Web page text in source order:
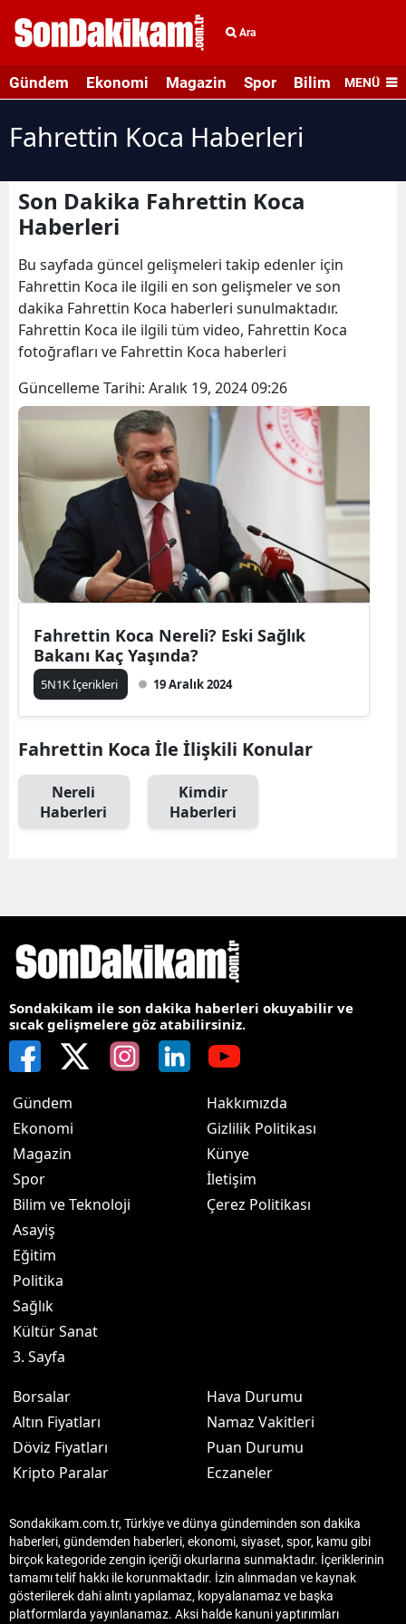
Ara
Gündem Ekonomi Magazin Spor Bilim veMENÜ
Fahrettin Koca Haberleri
Son Dakika Fahrettin Koca
Haberleri
Bu sayfada güncel gelişmeleri takip edenler için
Fahrettin Koca ile ilgili en son gelişmeler ve son
dakika Fahrettin Koca haberleri sunulmaktadır.
Fahrettin Koca ile ilgili tüm video, Fahrettin Koca
fotoğrafları ve Fahrettin Koca haberleri
Güncelleme Tarihi: Aralık 19, 2024 09:26
Fahrettin Koca Nereli? Eski Sağlık
Bakanı Kaç Yaşında?
5N1K İçerikleri 19 Aralık 2024
Fahrettin Koca İle İlişkili Konular
Nereli
Haberleri
Kimdir
Haberleri
Sondakikam ile son dakika haberleri okuyabilir ve
sıcak gelişmelere göz atabilirsiniz.
Gündem
Ekonomi
Magazin
Spor
Bilim ve Teknoloji
Asayiş
Eğitim
Politika
Sağlık
Kültür Sanat
3. Sayfa
Hakkımızda
Gizlilik Politikası
Künye
İletişim
Çerez Politikası
Borsalar
Altın Fiyatları
Döviz Fiyatları
Kripto Paralar
Hava Durumu
Namaz Vakitleri
Puan Durumu
Eczaneler
Sondakikam.com.tr, Türkiye ve dünya gündeminden son dakika
haberleri, gündemden haberleri, ekonomi, siyaset, spor, kamu gibi
birçok kategoride zengin içeriği okurlarına sunmaktadır. İçeriklerinin
tamamı telif hakkı ile korunmaktadır. İzin alınmadan ve kaynak
gösterilerek dahi alıntı yapılamaz, kopyalanamaz ve başka
platformlarda yayınlanamaz. Aksi halde kanuni yaptırımları